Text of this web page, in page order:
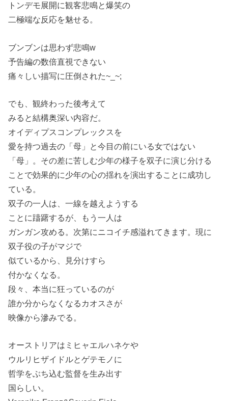
トンデモ展開に観客悲鳴と爆笑の
二極端な反応を魅せる。
ブンブンは思わず悲鳴w
予告編の数倍直視できない
痛々しい描写に圧倒された~_~;
でも、観終わった後考えて
みると結構奥深い内容だ。
オイディプスコンプレックスを
愛を持つ過去の「母」と今目の前にいる女ではない
「母」。その差に苦しむ少年の様子を双子に演じ分ける
ことで効果的に少年の心の揺れを演出することに成功し
ている。
双子の一人は、一線を越えようする
ことに躊躇するが、もう一人は
ガンガン攻める。次第にニコイチ感溢れてきます。現に
双子役の子がマジで
似ているから、見分けすら
付かなくなる。
段々、本当に狂っているのが
誰か分からなくなるカオスさが
映像から滲みでる。
オーストリアはミヒャエルハネケや
ウルリヒザイドルとゲテモノに
哲学をぶち込む監督を生み出す
国らしい。